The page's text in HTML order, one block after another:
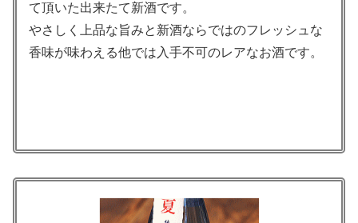
て頂いた出来たて新酒です。
やさしく上品な旨みと新酒ならではのフレッシュな
香味が味わえる他では入手不可のレアなお酒です。